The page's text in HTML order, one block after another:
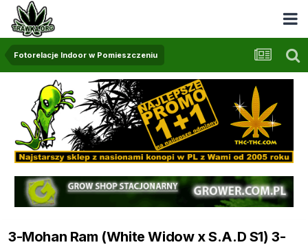
Fotorelacje Indoor w Pomieszczeniu
3-Mohan Ram (White Widow x S.A.D S1) 3-